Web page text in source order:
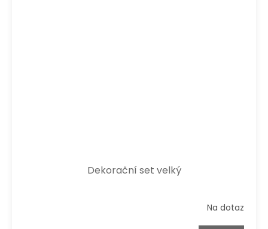
Dekorační set velký
Na dotaz